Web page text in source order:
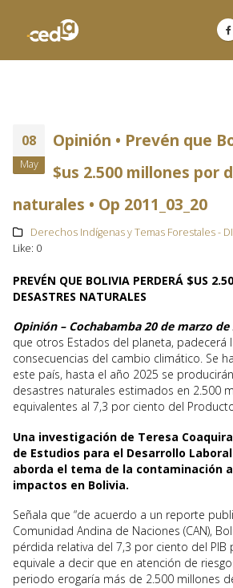
08
May
Opinión • Prevén que
$us 2.500 millones por
naturales • Op 2011_03_20
Derechos Indígenas y Temas Forestales -
Like: 0
PREVÉN QUE BOLIVIA PERDERÁ $US
DESASTRES NATURALES
Opinión – Cochabamba 20 de marzo de
que otros Estados del planeta, padecerá
consecuencias del cambio climático. Se
este país, hasta el año 2025 se
desastres naturales estimados en 2.500
equivalentes al 7,3 por ciento del
Una investigación de Teresa
de Estudios para el Desarrollo Laboral
aborda el tema de la contaminación
impactos en Bolivia.
Señala que “de acuerdo a un reporte
Comunidad Andina de Naciones (CAN),
pérdida relativa del 7,3 por ciento del PIB
equivale a decir que en atención de
periodo erogaría más de 2.500 millones